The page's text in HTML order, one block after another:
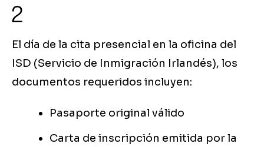
2
El día de la cita presencial en la oficina del
ISD (Servicio de Inmigración Irlandés), los
documentos requeridos incluyen:
Pasaporte original válido
Carta de inscripción emitida por la